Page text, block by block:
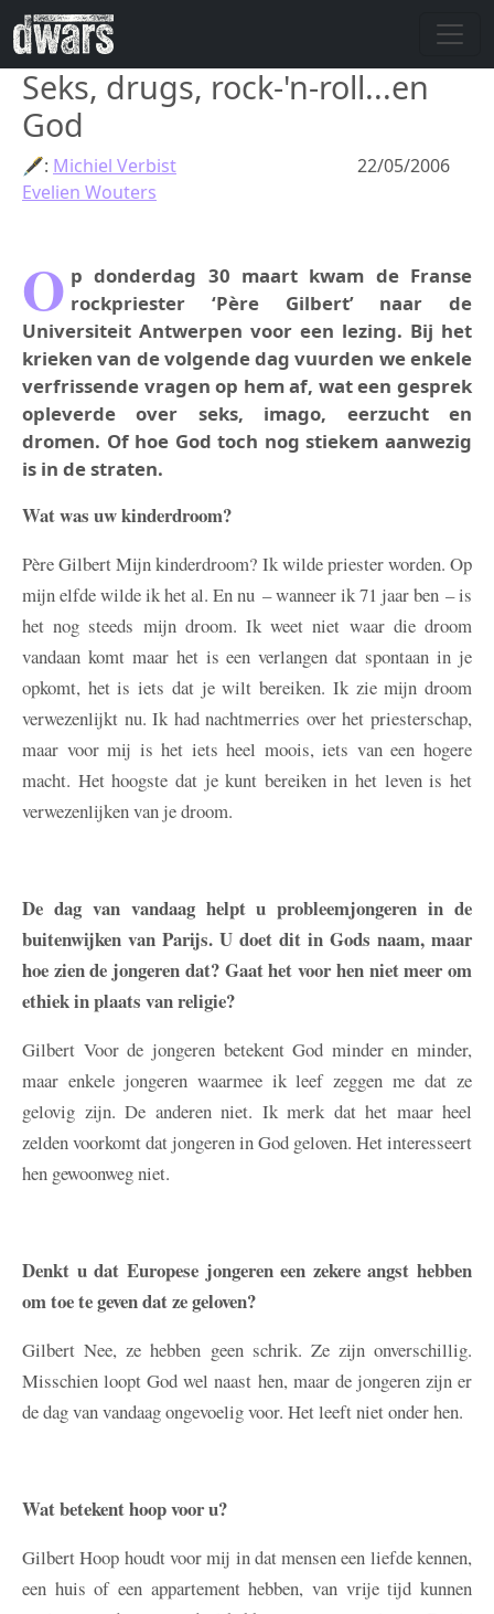
Skip to main content
Seks, drugs, rock-'n-roll...en
God
22/05/2006
🖋: Michiel Verbist
Evelien Wouters
O p donderdag 30 maart kwam de Franse
rockpriester ‘Père Gilbert’ naar de
Universiteit Antwerpen voor een lezing. Bij het
krieken van de volgende dag vuurden we enkele
verfrissende vragen op hem af, wat een gesprek
opleverde over seks, imago, eerzucht en
dromen. Of hoe God toch nog stiekem aanwezig
is in de straten.
Wat was uw kinderdroom?
Père GilbertMijn kinderdroom? Ik wilde priester worden. Op
mijn elfde wilde ik het al. En nu – wanneer ik 71 jaar ben – is
het nog steeds mijn droom. Ik weet niet waar die droom
vandaan komt maar het is een verlangen dat spontaan in je
opkomt, het is iets dat je wilt bereiken. Ik zie mijn droom
verwezenlijkt nu. Ik had nachtmerries over het priesterschap,
maar voor mij is het iets heel moois, iets van een hogere
macht. Het hoogste dat je kunt bereiken in het leven is het
verwezenlijken van je droom.
De dag van vandaag helpt u probleemjongeren in de
buitenwijken van Parijs. U doet dit in Gods naam, maar
hoe zien de jongeren dat? Gaat het voor hen niet meer om
ethiek in plaats van religie?
Gilbert Voor de jongeren betekent God minder en minder,
maar enkele jongeren waarmee ik leef zeggen me dat ze
gelovig zijn. De anderen niet. Ik merk dat het maar heel
zelden voorkomt dat jongeren in God geloven. Het interesseert
hen gewoonweg niet.
Denkt u dat Europese jongeren een zekere angst hebben
om toe te geven dat ze geloven?
Gilbert Nee, ze hebben geen schrik. Ze zijn onverschillig.
Misschien loopt God wel naast hen, maar de jongeren zijn er
de dag van vandaag ongevoelig voor. Het leeft niet onder hen.
Wat betekent hoop voor u?
GilbertHoop houdt voor mij in dat mensen een liefde kennen,
een huis of een appartement hebben, van vrije tijd kunnen